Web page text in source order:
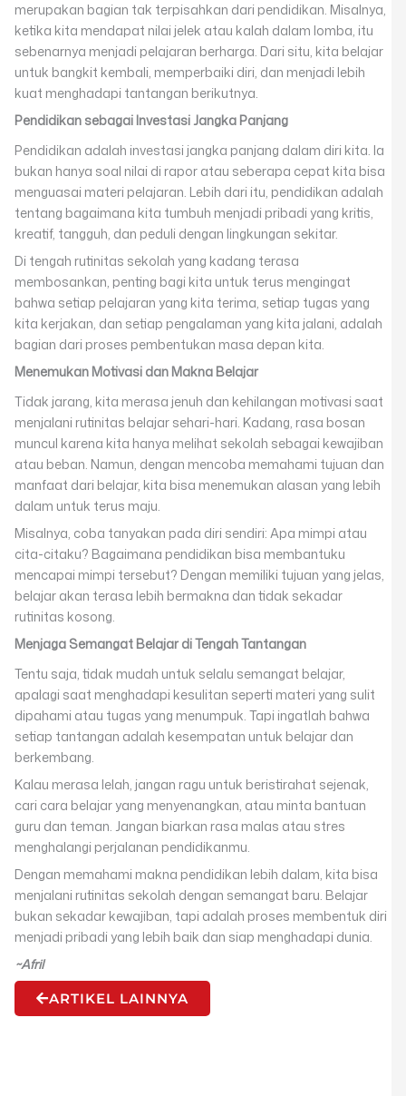
merupakan bagian tak terpisahkan dari pendidikan. Misalnya,
ketika kita mendapat nilai jelek atau kalah dalam lomba, itu
sebenarnya menjadi pelajaran berharga. Dari situ, kita belajar
untuk bangkit kembali, memperbaiki diri, dan menjadi lebih
kuat menghadapi tantangan berikutnya.
Pendidikan sebagai Investasi Jangka Panjang
Pendidikan adalah investasi jangka panjang dalam diri kita. Ia
bukan hanya soal nilai di rapor atau seberapa cepat kita bisa
menguasai materi pelajaran. Lebih dari itu, pendidikan adalah
tentang bagaimana kita tumbuh menjadi pribadi yang kritis,
kreatif, tangguh, dan peduli dengan lingkungan sekitar.
Di tengah rutinitas sekolah yang kadang terasa
membosankan, penting bagi kita untuk terus mengingat
bahwa setiap pelajaran yang kita terima, setiap tugas yang
kita kerjakan, dan setiap pengalaman yang kita jalani, adalah
bagian dari proses pembentukan masa depan kita.
Menemukan Motivasi dan Makna Belajar
Tidak jarang, kita merasa jenuh dan kehilangan motivasi saat
menjalani rutinitas belajar sehari-hari. Kadang, rasa bosan
muncul karena kita hanya melihat sekolah sebagai kewajiban
atau beban. Namun, dengan mencoba memahami tujuan dan
manfaat dari belajar, kita bisa menemukan alasan yang lebih
dalam untuk terus maju.
Misalnya, coba tanyakan pada diri sendiri: Apa mimpi atau
cita-citaku? Bagaimana pendidikan bisa membantuku
mencapai mimpi tersebut? Dengan memiliki tujuan yang jelas,
belajar akan terasa lebih bermakna dan tidak sekadar
rutinitas kosong.
Menjaga Semangat Belajar di Tengah Tantangan
Tentu saja, tidak mudah untuk selalu semangat belajar,
apalagi saat menghadapi kesulitan seperti materi yang sulit
dipahami atau tugas yang menumpuk. Tapi ingatlah bahwa
setiap tantangan adalah kesempatan untuk belajar dan
berkembang.
Kalau merasa lelah, jangan ragu untuk beristirahat sejenak,
cari cara belajar yang menyenangkan, atau minta bantuan
guru dan teman. Jangan biarkan rasa malas atau stres
menghalangi perjalanan pendidikanmu.
Dengan memahami makna pendidikan lebih dalam, kita bisa
menjalani rutinitas sekolah dengan semangat baru. Belajar
bukan sekadar kewajiban, tapi adalah proses membentuk diri
menjadi pribadi yang lebih baik dan siap menghadapi dunia.
~Afril
ARTIKEL LAINNYA